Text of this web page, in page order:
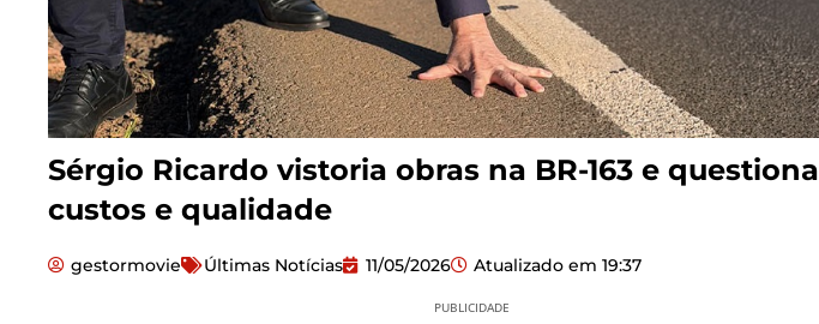
Sérgio Ricardo vistoria obras na BR-163 e questiona
custos e qualidade
gestormovie Últimas Notícias 11/05/2026 Atualizado em 19:37
PUBLICIDADE